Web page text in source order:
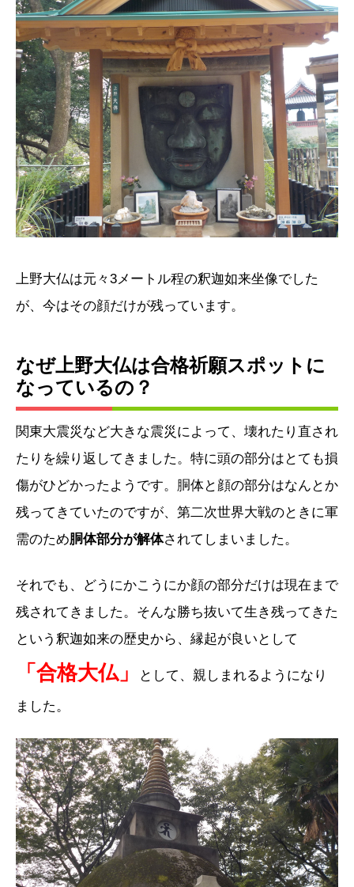
上野大仏は元々3メートル程の釈迦如来坐像でした
が、今はその顔だけが残っています。
なぜ上野大仏は合格祈願スポットに
なっているの？
関東大震災など大きな震災によって、壊れたり直され
たりを繰り返してきました。特に頭の部分はとても損
傷がひどかったようです。胴体と顔の部分はなんとか
残ってきていたのですが、第二次世界大戦のときに軍
需のため胴体部分が解体されてしまいました。
それでも、どうにかこうにか顔の部分だけは現在まで
残されてきました。そんな勝ち抜いて生き残ってきた
という釈迦如来の歴史から、縁起が良いとして
「合格大仏」 として、親しまれるようになり
ました。